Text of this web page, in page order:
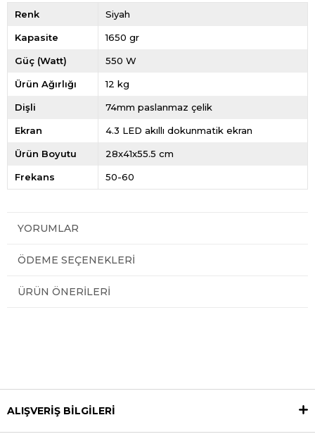
Renk Siyah
Kapasite 1650 gr
Güç (Watt) 550 W
Ürün Ağırlığı 12 kg
Dişli 74mm paslanmaz çelik
Ekran 4.3 LED akıllı dokunmatik ekran
Ürün Boyutu 28x41x55.5 cm
Frekans 50-60
YORUMLAR
ÖDEME SEÇENEKLERI
ÜRÜN ÖNERILERI
ALIŞVERİŞ BİLGİLERİ